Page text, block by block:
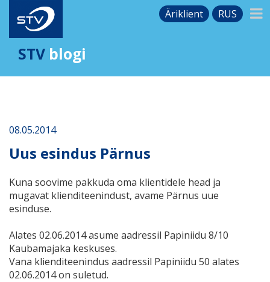
Äriklient RUS
STV blogi
08.05.2014
Uus esindus Pärnus
Kuna soovime pakkuda oma klientidele head ja
mugavat klienditeenindust, avame Pärnus uue
esinduse.
Alates 02.06.2014 asume aadressil Papiniidu 8/10
Kaubamajaka keskuses.
Vana klienditeenindus aadressil Papiniidu 50 alates
02.06.2014 on suletud.